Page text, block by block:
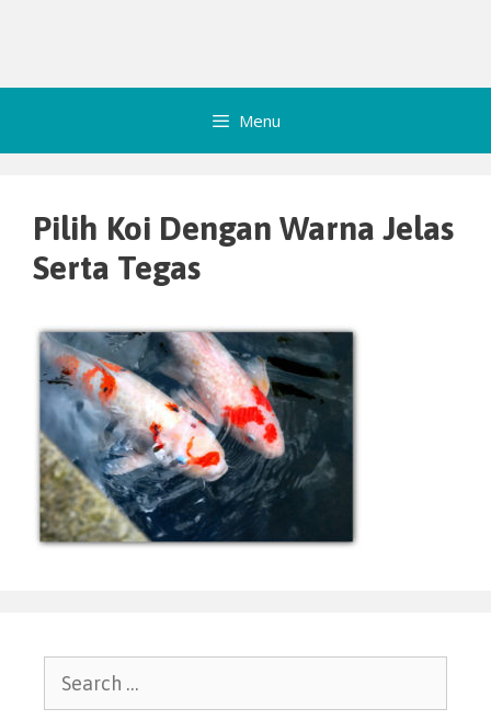
Menu
Pilih Koi Dengan Warna Jelas
Serta Tegas